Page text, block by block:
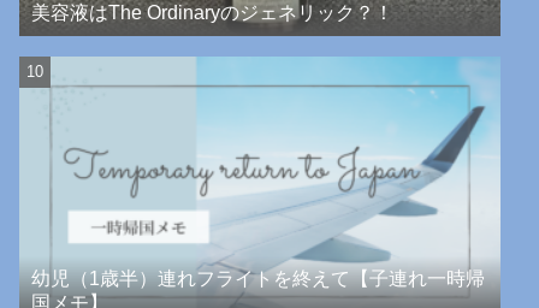
美容液はThe Ordinaryのジェネリック？！
幼児（1歳半）連れフライトを終えて【子連れ一時帰
国メモ】